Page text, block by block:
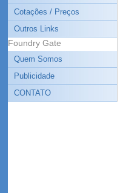
Cotações / Preços
Outros Links
Foundry Gate
Quem Somos
Publicidade
CONTATO